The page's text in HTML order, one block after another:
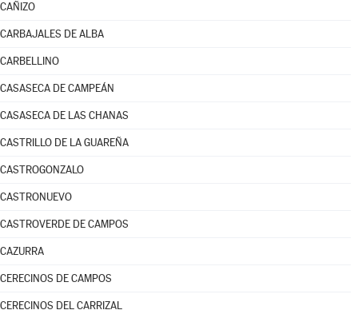
CAÑIZO
CARBAJALES DE ALBA
CARBELLINO
CASASECA DE CAMPEÁN
CASASECA DE LAS CHANAS
CASTRILLO DE LA GUAREÑA
CASTROGONZALO
CASTRONUEVO
CASTROVERDE DE CAMPOS
CAZURRA
CERECINOS DE CAMPOS
CERECINOS DEL CARRIZAL